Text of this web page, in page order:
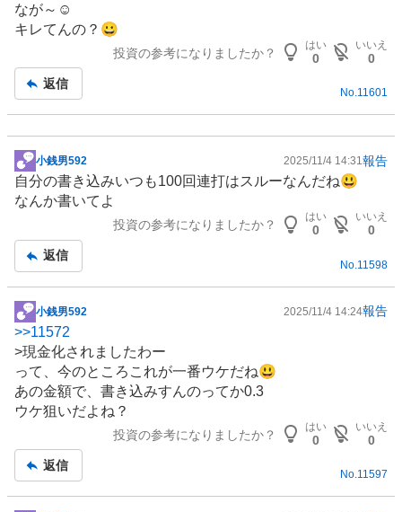
板
記
なが～☺️
キレてんの？😀
投資の参考になりましたか？
はい
0
いいえ
0
返信
No.11601
掲
示
板
小銭男592 2025/11/4 14:31報告
自分の書き込みいつも100回連打はスルーなんだね😃
なんか書いてよ
投資の参考になりましたか？
はい
0
いいえ
0
返信
No. 11598
掲
示
板
記
事
小銭男592 2025/11/4 14:24報告
>>11572
>現金化されましたわー
って、今のところこれが一番ウケだね😃
あの金額で、書き込みすんのってか0.3
ウケ狙いだよね？
投資の参考になりましたか？
はい
0
いいえ
0
返信
No.11597